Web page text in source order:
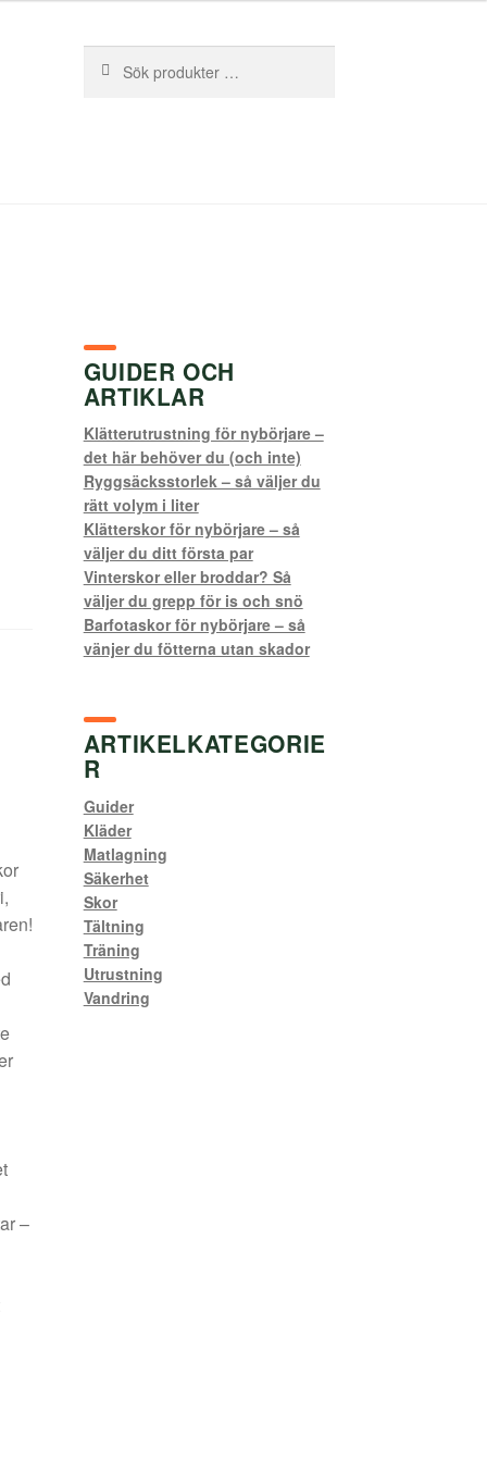
efter:
–
GUIDER OCH
ARTIKLAR
Klätterutrustning för nybörjare –
det här behöver du (och inte)
Ryggsäcksstorlek – så väljer du
rätt volym i liter
Klätterskor för nybörjare – så
väljer du ditt första par
Vinterskor eller broddar? Så
väljer du grepp för is och snö
Barfotaskor för nybörjare – så
vänjer du fötterna utan skador
ARTIKELKATEGORIE
R
Guider
Kläder
Matlagning
Säkerhet
Skor
Tältning
Träning
Utrustning
Vandring